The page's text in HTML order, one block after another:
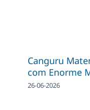
Canguru
com Enorme
26-06-2026